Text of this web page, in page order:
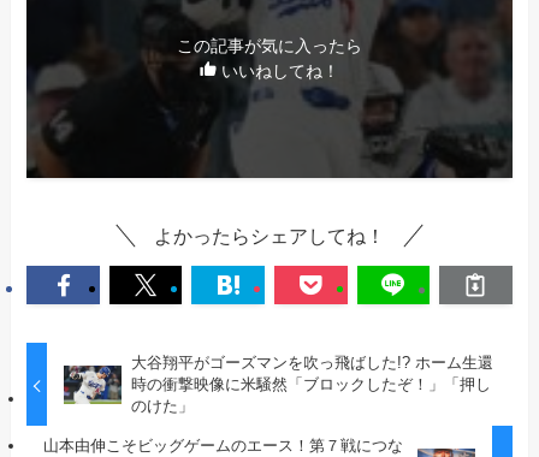
この記事が気に入ったら
いいねしてね！
よかったらシェアしてね！
大谷翔平がゴーズマンを吹っ飛ばした!? ホーム生還
時の衝撃映像に米騒然「ブロックしたぞ！」「押し
のけた」
山本由伸こそビッグゲームのエース！第７戦につな